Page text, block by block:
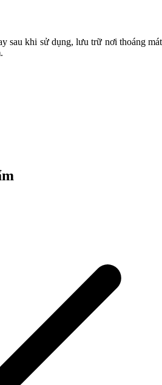
sau khi sử dụng, lưu trữ nơi thoáng mát